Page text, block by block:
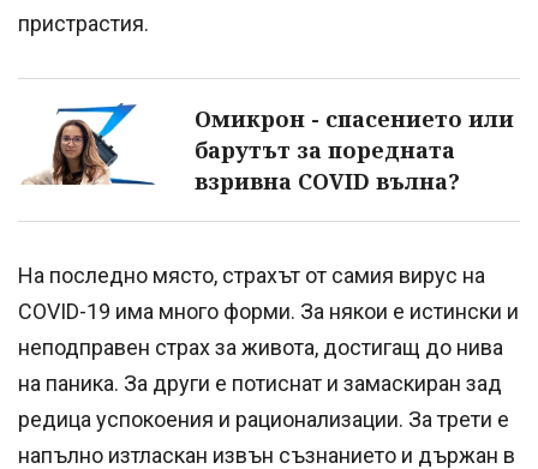
пристрастия.
Омикрон - спасението или
барутът за поредната
взривна COVID вълна?
На последно място, страхът от самия вирус на
COVID-19 има много форми. За някои е истински и
неподправен страх за живота, достигащ до нива
на паника. За други е потиснат и замаскиран зад
редица успокоения и рационализации. За трети е
напълно изтласкан извън съзнанието и държан в